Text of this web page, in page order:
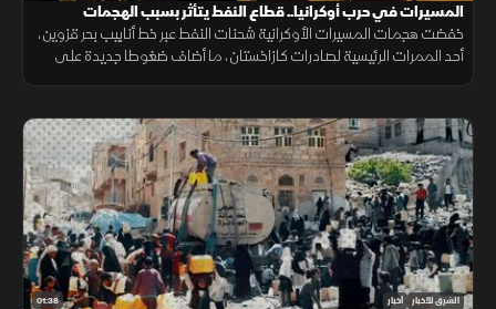
المسيرات في حرب أوكرانيا.. قطاع النفط يتأثر بسبب الهجمات
خفضت هجمات المسيرات الأوكرانية شحنات النفط عبر خط أنابيب بحر قزوين،
أحد الممرات الرئيسية لصادرات كازاخستان، ما أضاف ضغوطا جديدة على
01:38 الشرق للأخبار أخبار